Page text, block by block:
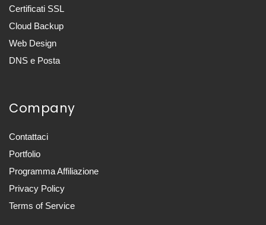
Certificati SSL
Cloud Backup
Web Design
DNS e Posta
Company
Contattaci
Portfolio
Programma Affiliazione
Privacy Policy
Terms of Service